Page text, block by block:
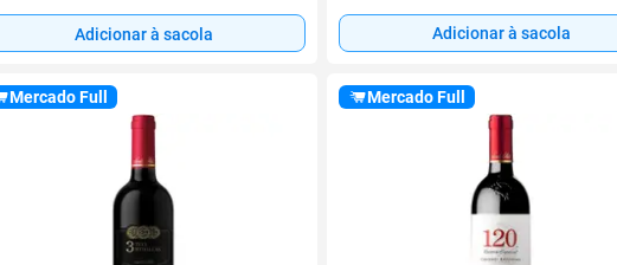
Adicionar à sacola Adicionar à sacola
Mercado Full Mercado Full